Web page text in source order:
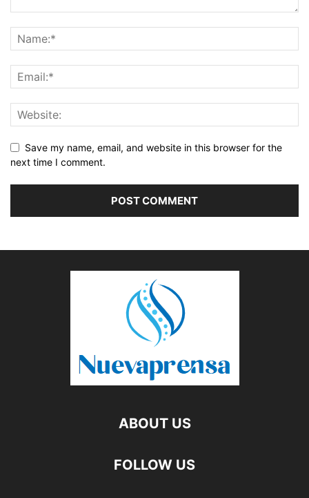
Save my name, email, and website in this browser for the
next time I comment.
ABOUT US
FOLLOW US